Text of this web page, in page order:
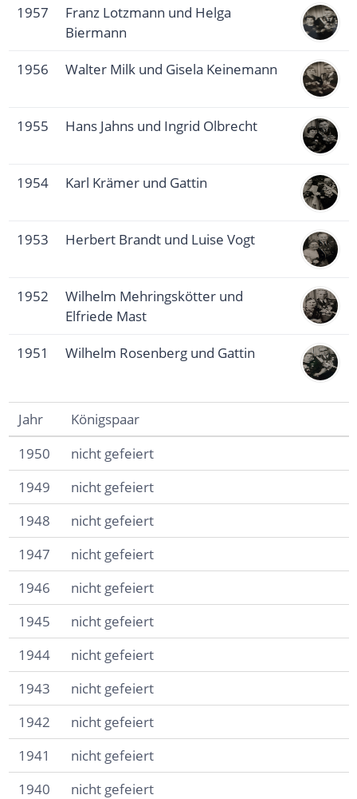
1957
Franz Lotzmann und Helga
Biermann
1956
Walter Milk und Gisela Keinemann
1955 Hans Jahns und Ingrid Olbrecht
1954 Karl Krämer und Gattin
1953 Herbert Brandt und Luise Vogt
1952
Wilhelm Mehringskötter und
Elfriede Mast
1951
Wilhelm Rosenberg und Gattin
Jahr
Königspaar
1950
nicht gefeiert
1949
nicht gefeiert
1948
nicht gefeiert
1947
nicht gefeiert
1946
nicht gefeiert
1945
nicht gefeiert
1944
nicht gefeiert
1943
nicht gefeiert
1942
nicht gefeiert
1941
nicht gefeiert
1940
nicht gefeiert